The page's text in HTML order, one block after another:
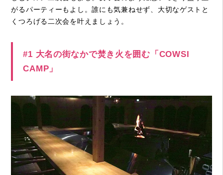
がるパーティーもよし。誰にも気兼ねせず、大切なゲストと
くつろげる二次会を叶えましょう。
#1 大名の街なかで焚き火を囲む「COWSI
CAMP」